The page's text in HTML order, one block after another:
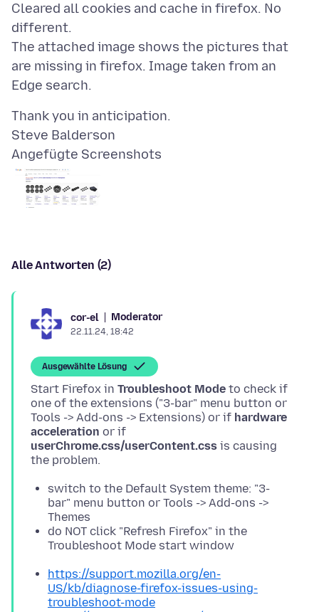
Cleared all cookies and cache in firefox. No
different.
The attached image shows the pictures that
are missing in firefox. Image taken from an
Thank you in anticipation.
Angefügte Screenshots
Alle Antworten (2)
cor-el Moderator
22.11.24, 18:42
Ausgewählte Lösung
Start Firefox in Troubleshoot Mode to check if
one of the extensions ("3-bar" menu button or
Tools -> Add-ons -> Extensions) or if hardware
acceleration or if
userChrome.css/userContent.css is causing
switch to the Default System theme: "3-
bar" menu button or Tools -> Add-ons ->
Themes
do NOT click "Refresh Firefox" in the
Troubleshoot Mode start window
https://support.mozilla.org/en-
US/kb/diagnose-firefox-issues-using-
troubleshoot-mode